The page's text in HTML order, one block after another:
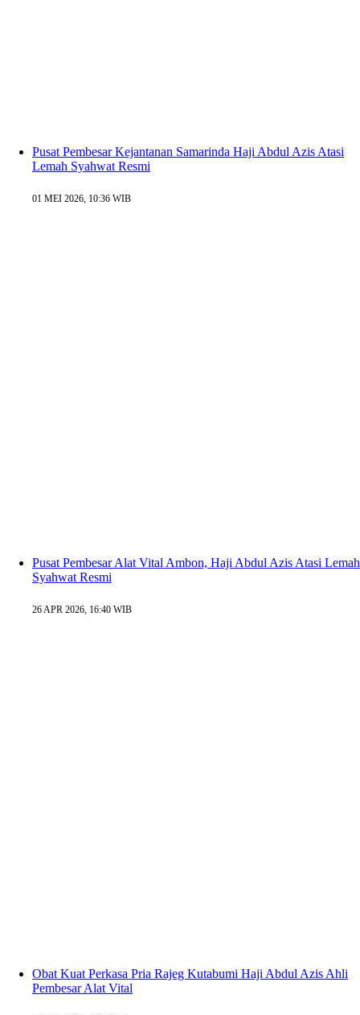
Pusat Pembesar Kejantanan Samarinda Haji Abdul Azis Atasi
Lemah Syahwat Resmi
01 MEI 2026, 10:36 WIB
Pusat Pembesar Alat Vital Ambon, Haji Abdul Azis Atasi Lemah
Syahwat Resmi
26 APR 2026, 16:40 WIB
Obat Kuat Perkasa Pria Rajeg Kutabumi Haji Abdul Azis Ahli
Pembesar Alat Vital